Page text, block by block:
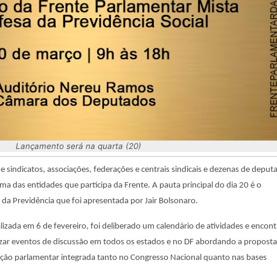
Lançamento será na quarta (20)
sindicatos, associações, federações e centrais sindicais e dezenas de
das entidades que participa da Frente. A pauta principal do dia 20 é o
Previdência que foi apresentada por Jair Bolsonaro.
em 6 de fevereiro, foi deliberado um calendário de atividades e
eventos de discussão em todos os estados e no DF abordando a
parlamentar integrada tanto no Congresso Nacional quanto nas bases